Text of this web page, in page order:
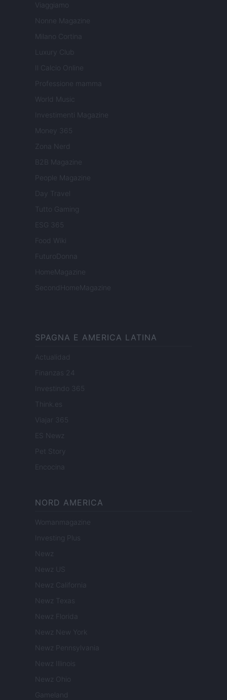
Viaggiamo
Nonne Magazine
Milano Cortina
Luxury Club
Il Calcio Online
Professione mamma
World Music
Investimenti Magazine
Money 365
Zona Nerd
B2B Magazine
People Magazine
Day Travel
Tutto Gaming
ESG 365
Food Wiki
FuturoDonna
HomeMagazine
SecondHomeMagazine
SPAGNA E AMERICA LATINA
Actualidad
Finanzas 24
Investindo 365
Think.es
Viajar 365
ES Newz
Pet Story
Encocina
NORD AMERICA
Womanmagazine
Investing Plus
Newz
Newz US
Newz California
Newz Texas
Newz Florida
Newz New York
Newz Pennsylvania
Newz Illinois
Newz Ohio
Gameland